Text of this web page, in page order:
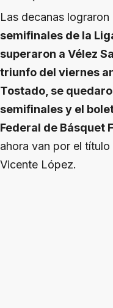
Las decanas
semifinales de la
superaron a Vélez
triunfo del viernes
Tostado, se
semifinales y el
Federal de Básquet
ahora van por el
Vicente López.